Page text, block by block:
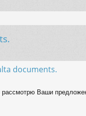
documents.
рассмотрю Ваши